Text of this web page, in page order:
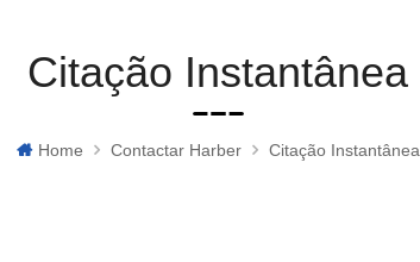
Citação Instantânea
Home Contactar Harber Citação Instantânea